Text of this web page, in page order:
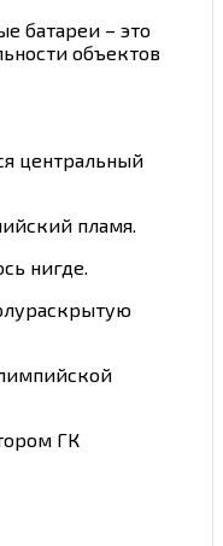
батареи – это
объектов
центральный
пламя.
нигде.
ГК